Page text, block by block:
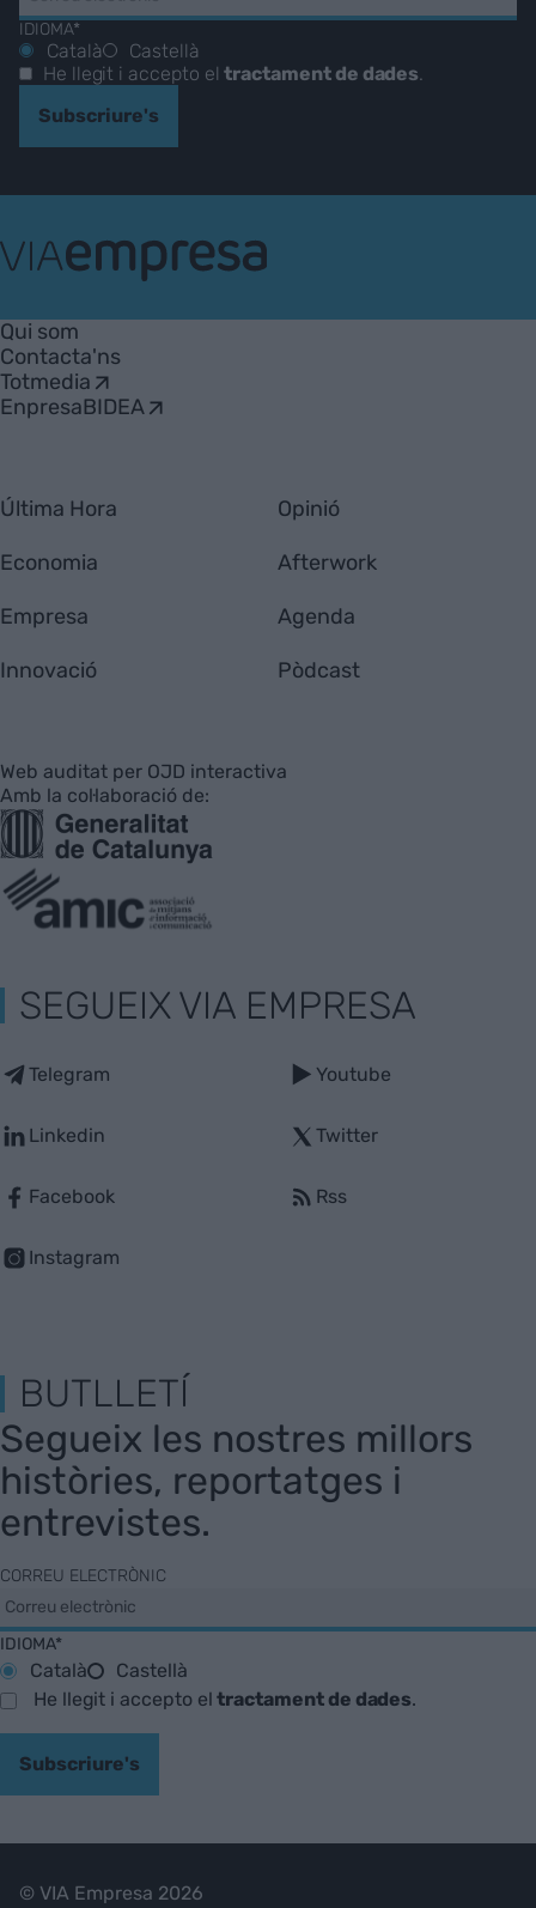
IDIOMA*
Català
Castellà
He llegit i accepto eltractament de dades.
Subscriure's
Empresa
Qui som
Contacta'ns
Totmedia
EnpresaBIDEA
Última Hora
Economia
Empresa
Innovació
Opinió
Afterwork
Agenda
Pòdcast
Web auditat per OJD interactiva
Amb la col·laboració de:
SEGUEIX VIA EMPRESA
Telegram
Linkedin
Facebook
Instagram
Youtube
Twitter
Rss
BUTLLETÍ
Segueix les nostres millors
històries, reportatges i
entrevistes.
CORREU ELECTRÒNIC
IDIOMA*
Català
Castellà
He llegit i accepto eltractament de dades.
Subscriure's
© VIA Empresa 2026